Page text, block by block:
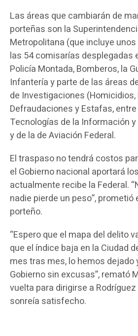
Las áreas que cambiarán de
porteñas son la
Metropolitana (que incluye
las 54 comisarías desplegadas
Policía Montada, Bomberos, la
Infantería y parte de las áreas
de Investigaciones (Homicidios,
Defraudaciones y Estafas,
Tecnologías de la Información
y de la de Aviación Federal.
El traspaso no tendrá costos
el Gobierno nacional aportará
actualmente recibe la Federal.
nadie pierde un peso”,
porteño.
“Espero que el mapa del delito
que el índice baja en la Ciudad
mes tras mes, lo hemos dejado
Gobierno sin excusas”, remató
vuelta para dirigirse a
sonreía satisfecho.